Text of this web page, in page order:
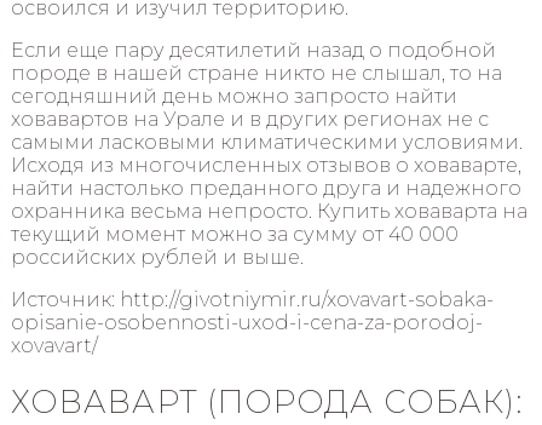
освоился и изучил территорию.
Если еще пару десятилетий назад о подобной
породе в нашей стране никто не слышал, то на
сегодняшний день можно запросто найти
ховавартов на Урале и в других регионах не с
самыми ласковыми климатическими условиями.
Исходя из многочисленных отзывов о ховаварте,
найти настолько преданного друга и надежного
охранника весьма непросто. Купить ховаварта на
текущий момент можно за сумму от 40 000
российских рублей и выше.
Источник: http://givotniymir.ru/xovavart-sobaka-
opisanie-osobennosti-uxod-i-cena-za-porodoj-
xovavart/
ХОВАВАРТ (ПОРОДА СОБАК):